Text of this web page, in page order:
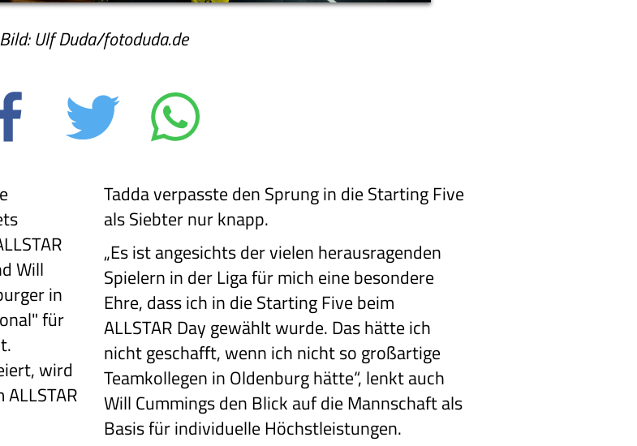
Bild: Ulf Duda/fotoduda.de
Will
in
für
wird
Tadda verpasste den Sprung in die Starting Five
als Siebter nur knapp.
„Es ist angesichts der vielen herausragenden
Spielern in der Liga für mich eine besondere
Ehre, dass ich in die Starting Five beim
ALLSTAR Day gewählt wurde. Das hätte ich
nicht geschafft, wenn ich nicht so großartige
Teamkollegen in Oldenburg hätte“, lenkt auch
Will Cummings den Blick auf die Mannschaft als
Basis für individuelle Höchstleistungen.